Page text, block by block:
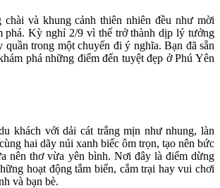
và khung cảnh thiên nhiên đều như mời
phá. Kỳ nghỉ 2/9 vì thế trở thành dịp lý tưởng
quần trong một chuyến đi ý nghĩa. Bạn đã sẵn
phá những điểm đến tuyệt đẹp ở Phú Yên
khách với dải cát trắng mịn như nhung, làn
hai dãy núi xanh biếc ôm trọn, tạo nên bức
nên thơ vừa yên bình. Nơi đây là điểm dừng
hoạt động tắm biển, cắm trại hay vui chơi
và bạn bè.